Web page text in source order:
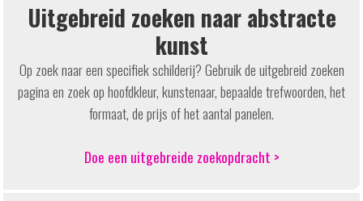
Uitgebreid zoeken naar abstracte
kunst
Op zoek naar een specifiek schilderij? Gebruik de uitgebreid zoeken
pagina en zoek op hoofdkleur, kunstenaar, bepaalde trefwoorden, het
formaat, de prijs of het aantal panelen.
Doe een uitgebreide zoekopdracht >